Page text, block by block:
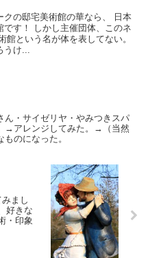
クの邸宅美術館の華なら、 日本
す！ しかし主催団体、このネ
という名が体を表してない。
け...
・サイゼリヤ・やみつきスパ
→アレンジしてみた。→（当然
ものになった。
まし
好きな
・印象